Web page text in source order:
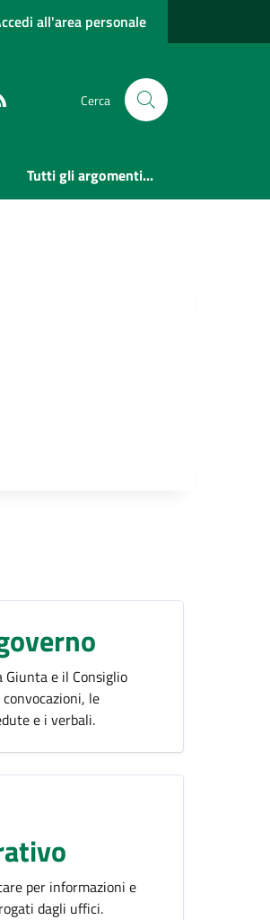
all'area personale
Cerca
Tutti gli argomenti...
e il Consiglio
le
e i verbali.
per informazioni e
dagli uffici.